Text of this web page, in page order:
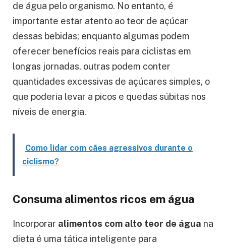
de água pelo organismo. No entanto, é
importante estar atento ao teor de açúcar
dessas bebidas; enquanto algumas podem
oferecer benefícios reais para ciclistas em
longas jornadas, outras podem conter
quantidades excessivas de açúcares simples, o
que poderia levar a picos e quedas súbitas nos
níveis de energia.
Como lidar com cães agressivos durante o
ciclismo?
Consuma alimentos ricos em água
Incorporar alimentos com alto teor de água na
dieta é uma tática inteligente para